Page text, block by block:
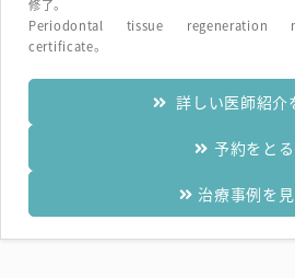
修了。
Periodontal tissue regeneration
certificate。
詳しい医師紹介
予約をとる
治療事例を